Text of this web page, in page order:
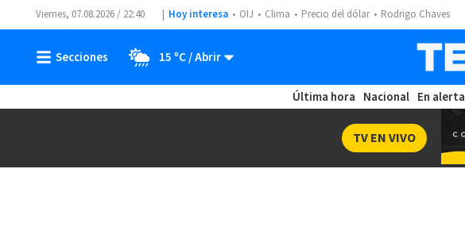
Viernes, 07.08.2026 / 22:40 Hoy interesa OIJ Clima Precio del dólar Rodrigo Chaves
15 ºC
Última hora Nacional En alerta
TV EN VIVO